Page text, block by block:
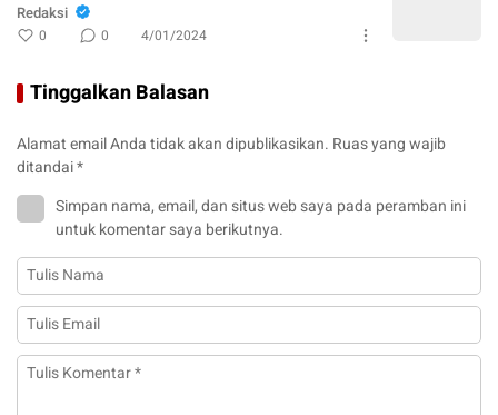
Redaksi
0 0 4/01/2024
Tinggalkan Balasan
Alamat email Anda tidak akan dipublikasikan. Ruas yang wajib
ditandai*
Simpan nama, email, dan situs web saya pada peramban ini
untuk komentar saya berikutnya.